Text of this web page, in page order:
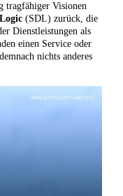
tragfähiger Visionen
(SDL) zurück, die
Dienstleistungen als
einen Service oder
nichts anderes